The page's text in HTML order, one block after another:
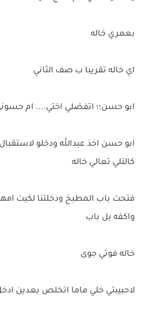
بعمري خاله
اي خاله تقريبا ب صف الثاني
ابو حسن؛؛ اتفضلي اختي.... ام
ابو حسن اخذ عبدالله ودخلو
كالتلي تعالي خاله
فتحت باب المطبخ ودخلتنا لكيت
واكفه بل باب
خاله فوتي جوى
لاحبيبتي خلي ماما اتخلص بعدين